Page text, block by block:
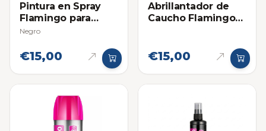
Pintura en Spray
Flamingo para
Altas Temperaturas
Negro
€15,00
Abrillantador de
Caucho Flamingo
€15,00